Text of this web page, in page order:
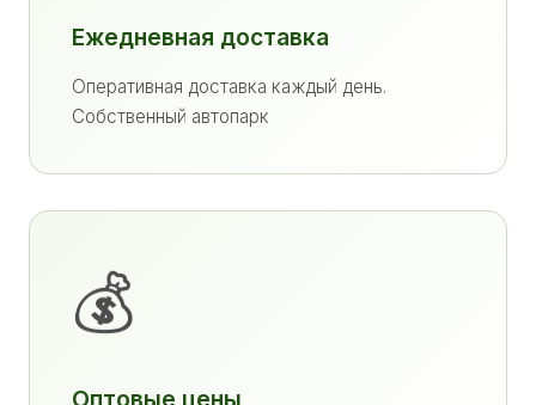
Ежедневная доставка
Оперативная доставка каждый день.
Собственный автопарк
💰
Оптовые цены